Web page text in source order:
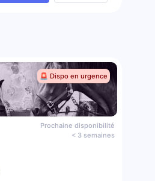
🚨 Dispo en urgence
Prochaine disponibilité
< 3 semaines